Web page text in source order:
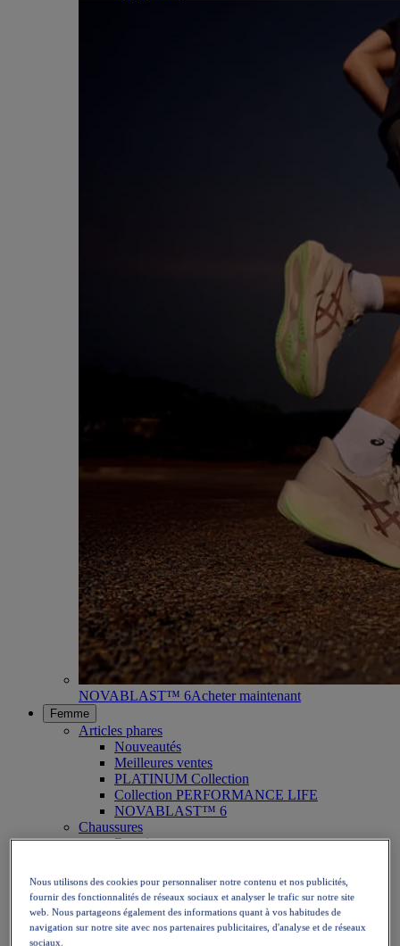
NOVABLAST™ 6Acheter maintenant
Femme
Articles phares
Nouveautés
Meilleures ventes
PLATINUM Collection
Collection PERFORMANCE LIFE
NOVABLAST™ 6
Chaussures
Running
Tennis
Volley
Handball
Padel
Nous utilisons des cookies pour personnaliser notre contenu et nos publicités,
fournir des fonctionnalités de réseaux sociaux et analyser le trafic sur notre site
web. Nous partageons également des informations quant à vos habitudes de
navigation sur notre site avec nos partenaires publicitaires, d'analyse et de réseaux
sociaux.